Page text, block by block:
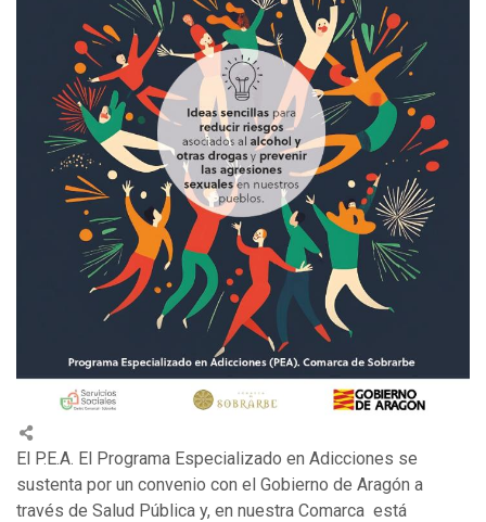
El P.E.A. El Programa Especializado en Adicciones se
sustenta por un convenio con el Gobierno de Aragón a
través de Salud Pública y, en nuestra Comarca está